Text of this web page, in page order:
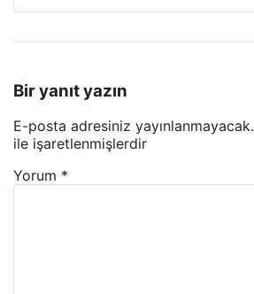
Bir yanıt yazın
E-posta adresiniz yayınlanmayacak.
ile işaretlenmişlerdir
Yorum *